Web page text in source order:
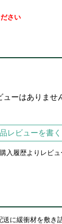
さい
ューはありませ
レビューを書く
入履歴よりレビ
に緩衝材を敷き